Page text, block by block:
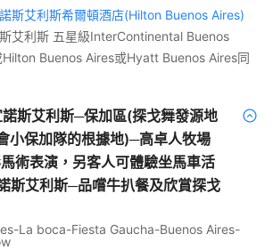
斯艾利斯希爾頓酒店(Hilton Buenos Aires)
艾利斯 五星級InterContinental Buenos
Hilton Buenos Aires或Hyatt Buenos Aires同
斯艾利斯─保加區(探戈舞發源地
小保加隊的根據地)─高卓人牧場
術表演，另客人可體驗坐馬車活
斯艾利斯─品嚐牛扒餐及欣賞探戈
La boca-Fiesta Gaucha-Buenos Aires-